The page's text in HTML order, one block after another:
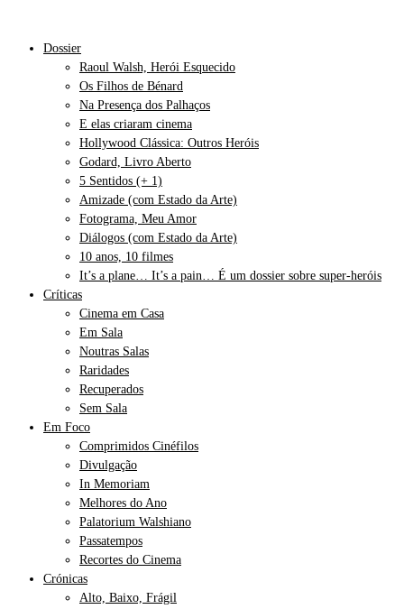
Dossier
Raoul Walsh, Herói Esquecido
Os Filhos de Bénard
Na Presença dos Palhaços
E elas criaram cinema
Hollywood Clássica: Outros Heróis
Godard, Livro Aberto
5 Sentidos (+ 1)
Amizade (com Estado da Arte)
Fotograma, Meu Amor
Diálogos (com Estado da Arte)
10 anos, 10 filmes
It’s a plane… It’s a pain… É um dossier sobre super-heróis
Críticas
Cinema em Casa
Em Sala
Noutras Salas
Raridades
Recuperados
Sem Sala
Em Foco
Comprimidos Cinéfilos
Divulgação
In Memoriam
Melhores do Ano
Palatorium Walshiano
Passatempos
Recortes do Cinema
Crónicas
Alto, Baixo, Frágil